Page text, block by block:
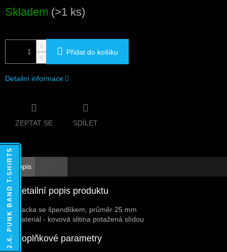
cena:
Skladem (>1 ks)
Přidat do košíku
Detailní informace
ZEPTAT SE SDÍLET
Popis
Detailní popis produktu
Placka se špendlíkem, průměr 25 mm
Materiál - kovová slitina potažená slídou
Doplňkové parametry
2.6. PUNK BAND T-SHIRTS